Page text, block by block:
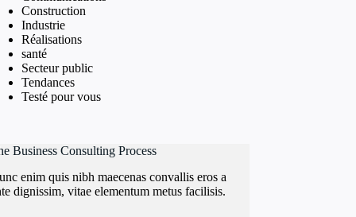
Construction
Industrie
Réalisations
santé
Secteur public
Tendances
Testé pour vous
Business Consulting Process
enim quis nibh maecenas convallis eros a
dignissim, vitae elementum metus facilisis.